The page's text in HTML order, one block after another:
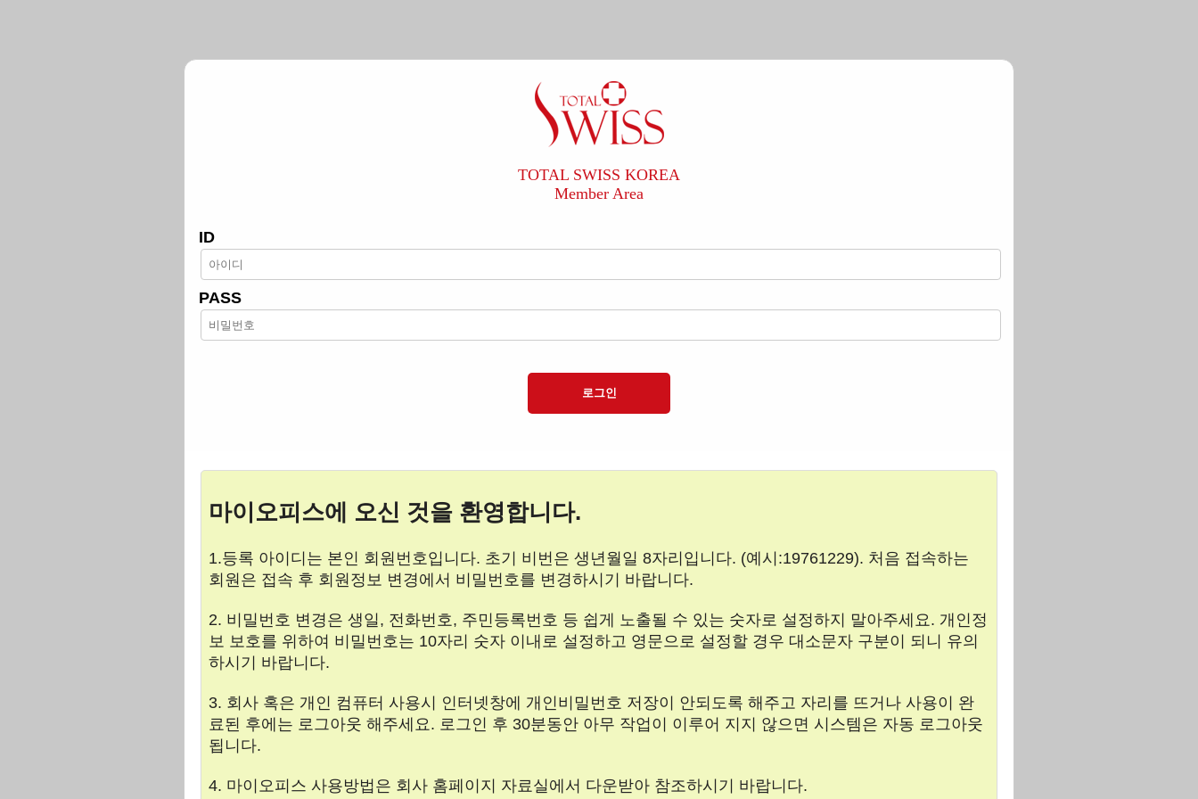
TOTAL SWISS KOREA
Member Area
ID
PASS
로그인
마이오피스에 오신 것을 환영합니다.
1.등록 아이디는 본인 회원번호입니다. 초기 비번은 생년월일 8자리입니다. (예시:19761229). 처음 접속하는
회원은 접속 후 회원정보 변경에서 비밀번호를 변경하시기 바랍니다.
2. 비밀번호 변경은 생일, 전화번호, 주민등록번호 등 쉽게 노출될 수 있는 숫자로 설정하지 말아주세요. 개인정
보 보호를 위하여 비밀번호는 10자리 숫자 이내로 설정하고 영문으로 설정할 경우 대소문자 구분이 되니 유의
하시기 바랍니다.
3. 회사 혹은 개인 컴퓨터 사용시 인터넷창에 개인비밀번호 저장이 안되도록 해주고 자리를 뜨거나 사용이 완
료된 후에는 로그아웃 해주세요. 로그인 후 30분동안 아무 작업이 이루어 지지 않으면 시스템은 자동 로그아웃
됩니다.
4. 마이오피스 사용방법은 회사 홈페이지 자료실에서 다운받아 참조하시기 바랍니다.